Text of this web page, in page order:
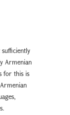
Armenian
for this is